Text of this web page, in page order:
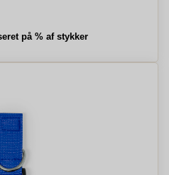
på % af stykker